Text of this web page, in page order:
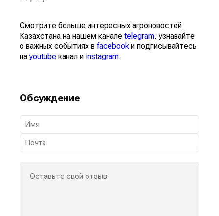
Смотрите больше интересных агроновостей
Казахстана на нашем канале telegram, узнавайте
о важных событиях в facebook и подписывайтесь
наyoutube канал и instagram.
Обсуждение